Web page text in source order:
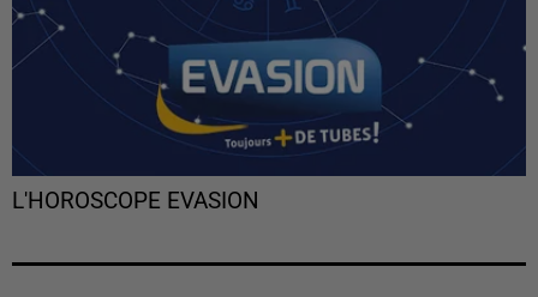
L'HOROSCOPE EVASION